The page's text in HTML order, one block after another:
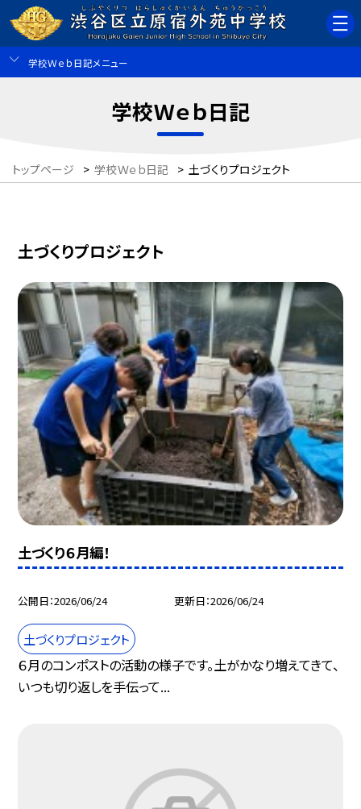
学校Ｗｅｂ日記メニュー
学校Ｗｅｂ日記
トップページ > 学校Ｗｅｂ日記 > 土づくりプロジェクト
土づくりプロジェクト
土づくり６月編！
公開日 2026/06/24 更新日 2026/06/24
土づくりプロジェクト
６月のコンポストの活動の様子です。土がかなり増えてきて、
いつも切り返しを手伝って...